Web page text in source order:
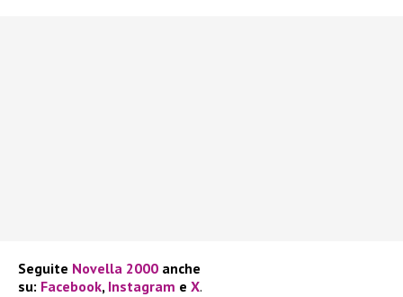
Seguite Novella 2000 anche
su: Facebook, Instagram e X.